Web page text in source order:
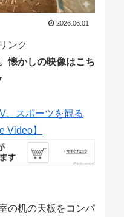
2026.06.01
ンク
懐かしの映像はこち
、スポーツを観る
Video】
の机の天板をコンパ